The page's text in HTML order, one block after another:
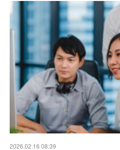
2026.02.16 08:39